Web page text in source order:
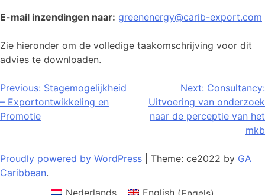
E-mail inzendingen naar: greenenergy@carib-export.com
Zie hieronder om de volledige taakomschrijving voor dit
advies te downloaden.
Bericht
navigatie
Previous: Stagemogelijkheid
– Exportontwikkeling en
Promotie
Next: Consultancy:
Uitvoering van onderzoek
naar de perceptie van het
mkb
Proudly powered by WordPress Theme: ce2022 by GA
Caribbean.